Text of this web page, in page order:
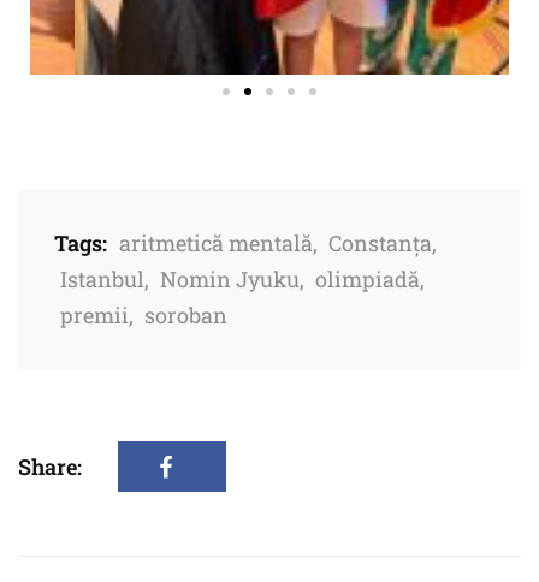
Tags: aritmetică mentală, Constanța,
Istanbul, Nomin Jyuku, olimpiadă,
premii, soroban
Share: